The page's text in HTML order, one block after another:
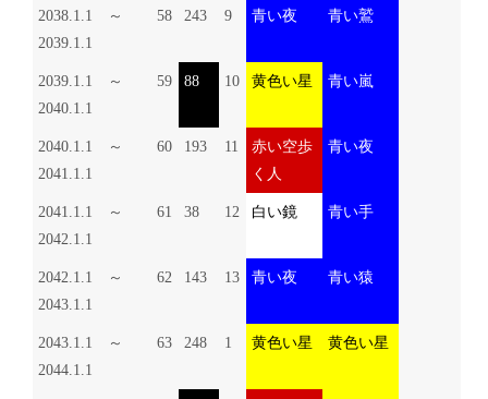
2038.1.1 ～
2039.1.1
58 243 9 青い夜 青い鷲
2039.1.1 ～
2040.1.1
59 88 10 黄色い星 青い嵐
2040.1.1 ～
2041.1.1
60 193 11
赤い空歩
く人
青い夜
2041.1.1 ～
2042.1.1
61 38 12 白い鏡 青い手
2042.1.1 ～
2043.1.1
62 143 13 青い夜 青い猿
2043.1.1 ～
2044.1.1
63 248 1 黄色い星 黄色い星